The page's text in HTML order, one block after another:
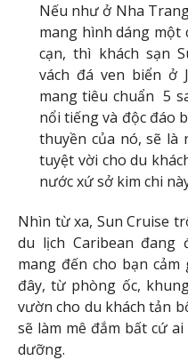
Nếu như ở Nha
mang hình dáng một
cạn, thì khách sạn
vách đá ven biển ở
mang tiêu chuẩn 5
nổi tiếng và độc đáo
thuyền của nó, sẽ
tuyệt vời cho du
nước xứ sở kim chi
Nhìn từ xa, Sun Cruise
du lịch Caribean
mang đến cho bạn
đây, từ phòng ốc,
vườn cho du khách tản
sẽ làm mê đắm bất cứ
dưỡng.